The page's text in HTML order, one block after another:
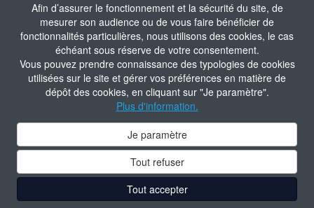
Afin d’assurer le fonctionnement et la sécurité du site, de
mesurer son audience ou de vous faire bénéficier de
fonctionnalités particulières, nous utilisons des cookies, le cas
échéant sous réserve de votre consentement.
Vous pouvez prendre connaissance des typologies de cookies
utilisées sur le site et gérer vos préférences en matière de
dépôt des cookies, en cliquant sur "Je paramètre".
Plus d'information.
Je paramètre
Tout refuser
Tout accepter